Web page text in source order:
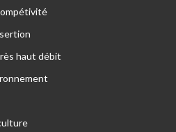
haut débit